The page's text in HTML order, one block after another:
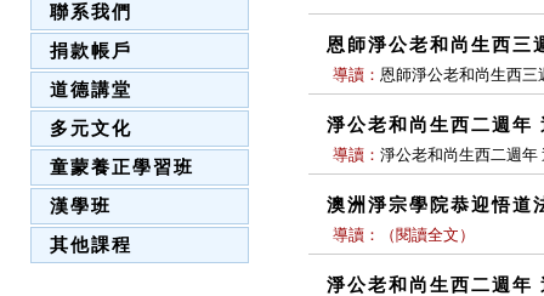
聯系我們
捐款帳戶
道德講堂
多元文化
童蒙養正學習班
漢學班
其他課程
恩師淨公老和尚生西三
導讀： 恩師淨公老和尚生西三
淨公老和尚生西二週年
導讀： 淨公老和尚生西二週年
澳洲淨宗學院恭迎悟道
導讀： （ 閱讀全文 ）
淨公老和尚生西二週年